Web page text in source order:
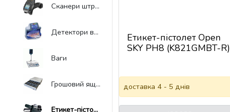
Сканери штрих-кодів
Детектори валют
Ваги
Грошовий ящик
Етикет-пістолет
Етикет-пістолет Open
SKY PH8 (K821GMBT-R)
доставка 4 - 5 днів